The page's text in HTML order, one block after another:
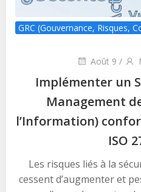
GRC (Gouvernance, Risques,
Août 9 /
Implémenter un
Management
l’Information)
ISO
Les risques liés à la
cessent d’augmenter et